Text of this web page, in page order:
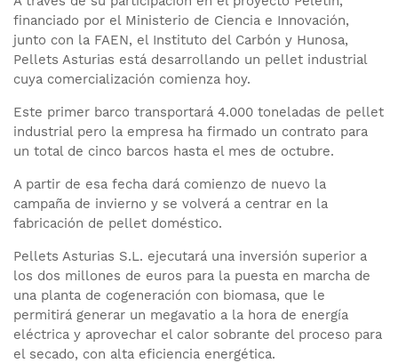
financiado por el Ministerio de Ciencia e Innovación,
junto con la FAEN, el Instituto del Carbón y Hunosa,
Pellets Asturias está desarrollando un pellet industrial
cuya comercialización comienza hoy.
Este primer barco transportará 4.000 toneladas de pellet
industrial pero la empresa ha firmado un contrato para
un total de cinco barcos hasta el mes de octubre.
A partir de esa fecha dará comienzo de nuevo la
campaña de invierno y se volverá a centrar en la
fabricación de pellet doméstico.
Pellets Asturias S.L. ejecutará una inversión superior a
los dos millones de euros para la puesta en marcha de
una planta de cogeneración con biomasa, que le
permitirá generar un megavatio a la hora de energía
eléctrica y aprovechar el calor sobrante del proceso para
el secado, con alta eficiencia energética.